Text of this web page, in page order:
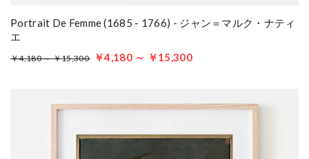
Portrait De Femme (1685 - 1766) - ジャン＝マルク・ナティ
エ
￥4,180 ～ ￥15,300 ￥4,180 ～ ￥15,300